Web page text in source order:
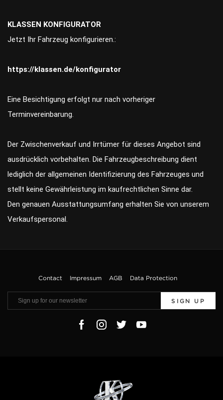
KLASSEN KONFIGURATOR
Jetzt Ihr Fahrzeug konfigurieren.:
https://klassen.de/konfigurator
Eine Besichtigung erfolgt nur nach vorheriger
Terminvereinbarung.
Der Zwischenverkauf und Irrtümer für dieses Angebot sind
ausdrücklich vorbehalten. Die Fahrzeugbeschreibung dient
lediglich der allgemeinen Identifizierung des Fahrzeuges und
stellt keine Gewährleistung im kaufrechtlichen Sinne dar.
Den genauen Ausstattungsumfang erhalten Sie von unserem
Verkaufspersonal.
Contact Impressum AGB Data Protection
SIGN UP